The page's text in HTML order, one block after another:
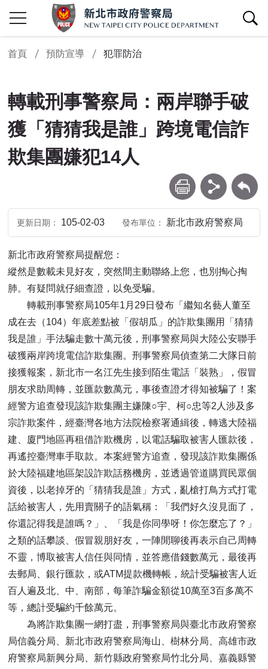
查詢區開關
首頁 預防宣導 犯罪防治
轉載刑事警察局：兩岸聯手破
獲「猜猜我是誰」跨境電信詐
欺集團嫌犯14人
列印 分享 回上一頁
更新日期 105-02-03 發布單位 新北市政府警察局
新北市政府警察局提醒您：
縱然是數載未見好友，突然間主動聯絡上您，也別掏心掏
肺。有疑問就仔細查證，以免受騙。
轉載刑事警察局105年1月29日發布「繼知名藝人董至
成在去（104）年底差點被「假胡瓜」的詐欺集團用「猜猜
我是誰」手法騙走數十萬元後，刑事警察局與大陸公安聯手
破獲兩岸跨境電信詐欺集團。刑事警察局偵查第二大隊日前
接獲報案，新北市一名江先生接到陌生電話「裝熟」，假冒
朋友求助周轉，並匯款數萬元，事後查證才得知被騙了！案
經警方追查發現該詐欺集團主嫌陳○宇、柯○忠等2人涉及多
宗詐欺案件，經臺灣各地方法院檢察署通緝後，轉逃大陸福
建、廈門地區再租借詐欺機房，以電話騙取被害人匯款後，
再遙控臺灣車手取款。本案經警方追查，發現該詐欺集團係
於大陸福建地區架設詐欺話務機房，並透過管道購買民眾個
資後，以老掉牙的「猜猜我是誰」方式，亂槍打鳥方式打電
話給被害人，先用賣關子的語氣稱：「我們好久沒見面了，
你還記得我是誰嗎？」、「我是你同學呀！你怎麼忘了？」
之類的話攀談、假冒親朋好友，一陣閒聊後再表示自己周轉
不靈，博取被害人信任與同情，並答應借錢數萬元，最後再
去郵局、銀行匯款，或ATM提款機轉帳，統計受騙被害人近
百人遍及北、中、南部，每筆詐騙金額從10萬至3百多萬不
等，總計受騙約千餘萬元。
為將詐欺集團一網打盡，刑事警察局與臺北市政府警察
局信義分局、新北市政府警察局海山、樹林分局、高雄市政
府警察局新興分局、新竹縣政府警察局竹北分局、嘉義縣警